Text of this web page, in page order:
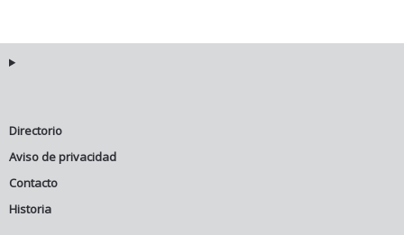
Directorio
Aviso de privacidad
Contacto
Historia